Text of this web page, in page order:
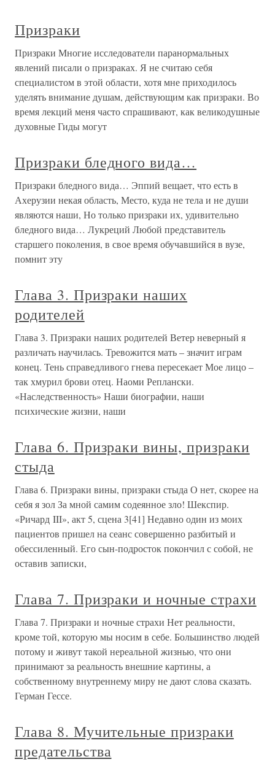
Призраки
Призраки Многие исследователи паранормальных
явлений писали о призраках. Я не считаю себя
специалистом в этой области, хотя мне приходилось
уделять внимание душам, действующим как призраки. Во
время лекций меня часто спрашивают, как великодушные
духовные Гиды могут
Призраки бледного вида…
Призраки бледного вида… Эппий вещает, что есть в
Ахерузии некая область, Место, куда не тела и не души
являются наши, Но только призраки их, удивительно
бледного вида… Лукреций Любой представитель
старшего поколения, в свое время обучавшийся в вузе,
помнит эту
Глава 3. Призраки наших
родителей
Глава 3. Призраки наших родителей Ветер неверный я
различать научилась. Тревожится мать – значит играм
конец. Тень справедливого гнева пересекает Мое лицо –
так хмурил брови отец. Наоми Реплански.
«Наследственность» Наши биографии, наши
психические жизни, наши
Глава 6. Призраки вины, призраки
стыда
Глава 6. Призраки вины, призраки стыда О нет, скорее на
себя я зол За мной самим содеянное зло! Шекспир.
«Ричард III», акт 5, сцена 3[41] Недавно один из моих
пациентов пришел на сеанс совершенно разбитый и
обессиленный. Его сын-подросток покончил с собой, не
оставив записки,
Глава 7. Призраки и ночные страхи
Глава 7. Призраки и ночные страхи Нет реальности,
кроме той, которую мы носим в себе. Большинство людей
потому и живут такой нереальной жизнью, что они
принимают за реальность внешние картины, а
собственному внутреннему миру не дают слова сказать.
Герман Гессе.
Глава 8. Мучительные призраки
предательства